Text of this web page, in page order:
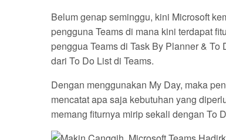
Belum genap seminggu, kini Microsoft
pengguna Teams di mana kini terdapat
penggua Teams di Task By Planner &
dari To Do List di Teams.
Dengan menggunakan My Day, maka
mencatat apa saja kebutuhan yang
memang fiturnya mirip sekali dengan To